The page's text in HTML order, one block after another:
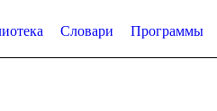
Словари Программы